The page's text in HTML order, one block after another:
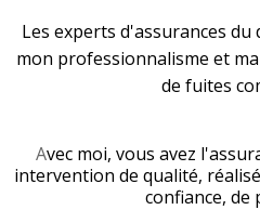
Les experts d'assurances
mon professionnalisme et
de fuites
Avec moi, vous avez
intervention de qualité,
confiance, de